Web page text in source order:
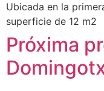
Ubicada en la
superficie de 12 m2
Próxima